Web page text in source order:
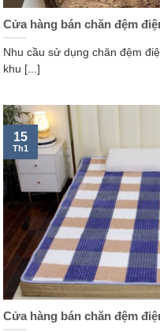
Cửa hàng bán chăn đệm
Nhu cầu sử dụng chăn đệm
khu [...]
Cửa hàng bán chăn đệm
15
Th1